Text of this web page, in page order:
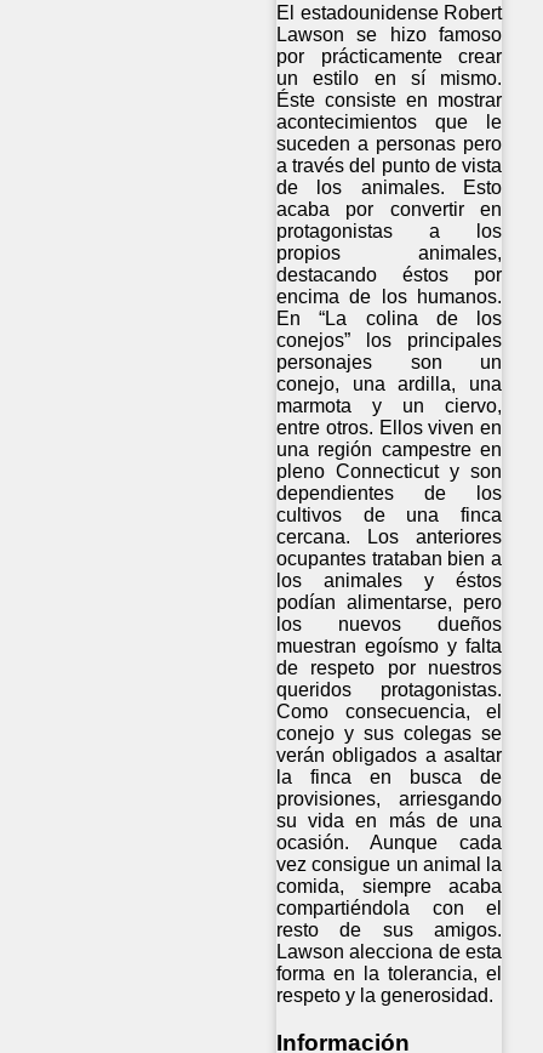
El estadounidense Robert
Lawson se hizo famoso
por prácticamente crear
un estilo en sí mismo.
Éste consiste en mostrar
acontecimientos que le
suceden a personas pero
a través del punto de vista
de los animales. Esto
acaba por convertir en
protagonistas a los
propios animales,
destacando éstos por
encima de los humanos.
En “La colina de los
conejos” los principales
personajes son un
conejo, una ardilla, una
marmota y un ciervo,
entre otros. Ellos viven en
una región campestre en
pleno Connecticut y son
dependientes de los
cultivos de una finca
cercana. Los anteriores
ocupantes trataban bien a
los animales y éstos
podían alimentarse, pero
los nuevos dueños
muestran egoísmo y falta
de respeto por nuestros
queridos protagonistas.
Como consecuencia, el
conejo y sus colegas se
verán obligados a asaltar
la finca en busca de
provisiones, arriesgando
su vida en más de una
ocasión. Aunque cada
vez consigue un animal la
comida, siempre acaba
compartiéndola con el
resto de sus amigos.
Lawson alecciona de esta
forma en la tolerancia, el
respeto y la generosidad.
Información